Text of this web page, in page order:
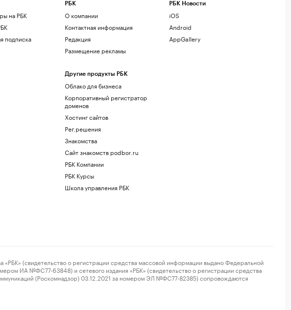
на РБК
подписка
РБК
О компании
Контактная информация
Редакция
Размещение рекламы
Другие продукты РБК
Облако для бизнеса
Корпоративный регистратор
доменов
Хостинг сайтов
Рег.решения
Знакомства
Сайт знакомств podbor.ru
РБК Компании
РБК Курсы
Школа управления РБК
РБК Новости
iOS
Android
AppGallery
(свидетельство о регистрации средства массовой информации выдано Федеральной
ИА №ФС77-63848) и сетевого издания «РБК» (свидетельство о регистрации средства
(Роскомнадзор) 03.12.2021 за номером ЭЛ №ФС77-82385) сопровождаются